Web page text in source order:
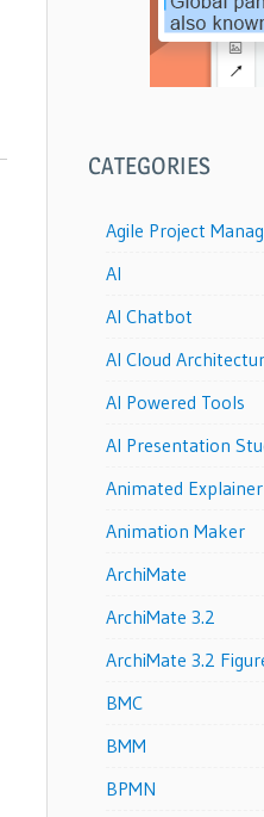
CATEGORIES
Agile Project
AI
AI Chatbot
AI Cloud
AI Powered Tools
AI Presentation
Animated Explainer
Animation Maker
ArchiMate
ArchiMate 3.2
ArchiMate 3.2
BMC
BMM
BPMN